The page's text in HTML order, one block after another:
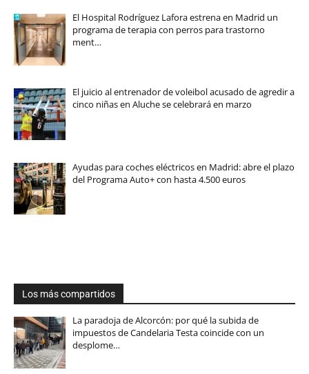
El Hospital Rodríguez Lafora estrena en Madrid un
programa de terapia con perros para trastorno
ment…
El juicio al entrenador de voleibol acusado de agredir a
cinco niñas en Aluche se celebrará en marzo
Ayudas para coches eléctricos en Madrid: abre el plazo
del Programa Auto+ con hasta 4.500 euros
Los más compartidos
La paradoja de Alcorcón: por qué la subida de
impuestos de Candelaria Testa coincide con un
desplome…